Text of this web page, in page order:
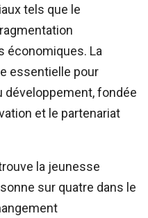
tels que le
économiques. La
essentielle pour
développement, fondée
et le partenariat
la jeunesse
sur quatre dans le